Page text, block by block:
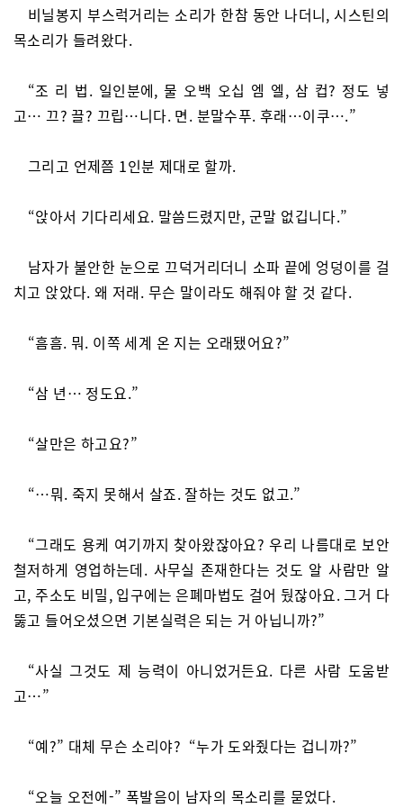
비닐봉지 부스럭거리는 소리가 한참 동안 나더니, 시스틴의
목소리가 들려왔다.
“조 리 법. 일인분에, 물 오백 오십 엠 엘, 삼 컵? 정도 넣
고… 끄? 끌? 끄립…니다. 면. 분말수푸. 후래…이쿠….”
그리고 언제쯤 1인분 제대로 할까.
“앉아서 기다리세요. 말씀드렸지만, 군말 없깁니다.”
남자가 불안한 눈으로 끄덕거리더니 소파 끝에 엉덩이를 걸
치고 앉았다. 왜 저래. 무슨 말이라도 해줘야 할 것 같다.
“흠흠. 뭐. 이쪽 세계 온 지는 오래됐어요?”
“삼 년… 정도요.”
“살만은 하고요?”
“…뭐. 죽지 못해서 살죠. 잘하는 것도 없고.”
“그래도 용케 여기까지 찾아왔잖아요? 우리 나름대로 보안
철저하게 영업하는데. 사무실 존재한다는 것도 알 사람만 알
고, 주소도 비밀, 입구에는 은폐마법도 걸어 뒀잖아요. 그거 다
뚫고 들어오셨으면 기본실력은 되는 거 아닙니까?”
“사실 그것도 제 능력이 아니었거든요. 다른 사람 도움받
고…”
“예?” 대체 무슨 소리야? “누가 도와줬다는 겁니까?”
“오늘 오전에-” 폭발음이 남자의 목소리를 묻었다.